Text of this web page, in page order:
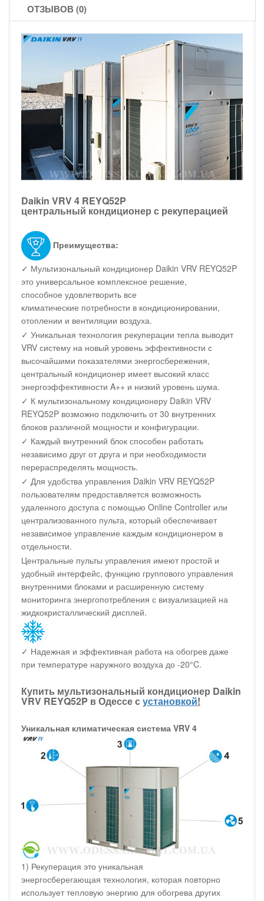
ОТЗЫВОВ (0)
Daikin VRV 4 REYQ52P
центральный кондиционер с рекуперацией
Преимущества:
✓ Мультизональный кондиционер Daikin VRV REYQ52P
это универсальное комплексное решение,
способное удовлетворить все
климатические потребности в кондиционировании,
отоплении и вентиляции воздуха.
✓ Уникальная технология рекуперации тепла выводит
VRV систему на новый уровень эффективности с
высочайшими показателями энергосбережения,
центральный кондиционер имеет высокий класс
энергоэффективности A++ и низкий уровень шума.
✓ К мультизональному кондиционеру Daikin VRV
REYQ52P возможно подключить от 30 внутренних
блоков различной мощности и конфигурации.
✓ Каждый внутренний блок способен работать
независимо друг от друга и при необходимости
перераспределять мощность.
✓ Для удобства управления Daikin VRV REYQ52P
пользователям предоставляется возможность
удаленного доступа с помощью Online Controller или
централизованного пульта, который обеспечивает
независимое управление каждым кондиционером в
отдельности.
Центральные пульты управления имеют простой и
удобный интерфейс, функцию группового управления
внутренними блоками и расширенную систему
мониторинга энергопотребления с визуализацией на
жидкокристаллический дисплей.
✓ Надежная и эффективная работа на обогрев даже
при температуре наружного воздуха до -20°C.
Купить мультизональный кондиционер Daikin
VRV REYQ52P в Одессе сустановкой!
Уникальная климатическая система VRV 4
1) Рекуперация это уникальная
энергосберегающая технология, которая повторно
использует тепловую энергию для обогрева других